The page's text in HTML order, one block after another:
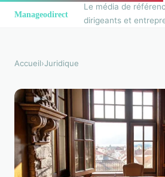
Le média de
dirigeants et
Accueil›Juridique